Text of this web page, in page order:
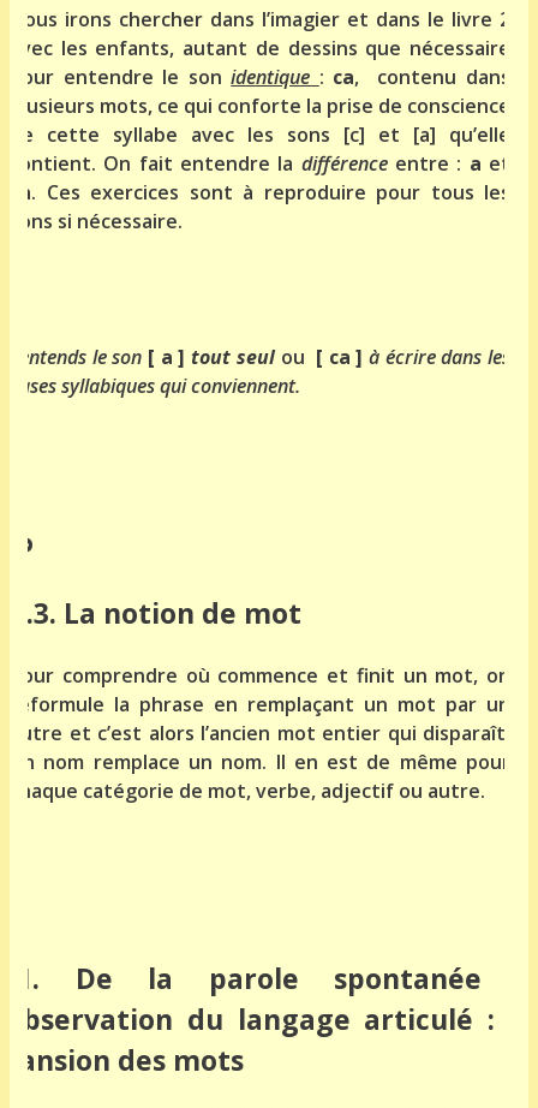
Nous irons chercher dans l’imagier et dans le livre 2
avec les enfants, autant de dessins que nécessaire
pour entendre le sonidentique : ca, contenu dans
plusieurs mots, ce qui conforte la prise de conscience
de cette syllabe avec les sons [c] et [a] qu’elle
contient. On fait entendre la différenceentre : a et
ca. Ces exercices sont à reproduire pour tous les
sons si nécessaire.
J’entends le son [ a ] tout seulou [ ca ] à écrire dans les
cases syllabiquesquiconviennent.
a.3. La notion de mot
Pour comprendre où commence et finit un mot, on
reformule la phrase en remplaçant un mot par un
autre et c’est alors l’ancien mot entier qui disparaît.
Un nom remplace un nom. Il en est de même pour
chaque catégorie de mot, verbe, adjectif ou autre.
De la parole spontanée à
du langage articulé : la
des mots